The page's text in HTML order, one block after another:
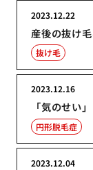
産後の抜け
2023.12.22
抜け毛
「気のせい
2023.12.16
円形脱毛症
2023.12.04